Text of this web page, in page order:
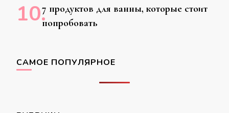
7 продуктов для ванны, которые стоит
попробовать
САМОЕ ПОПУЛЯРНОЕ